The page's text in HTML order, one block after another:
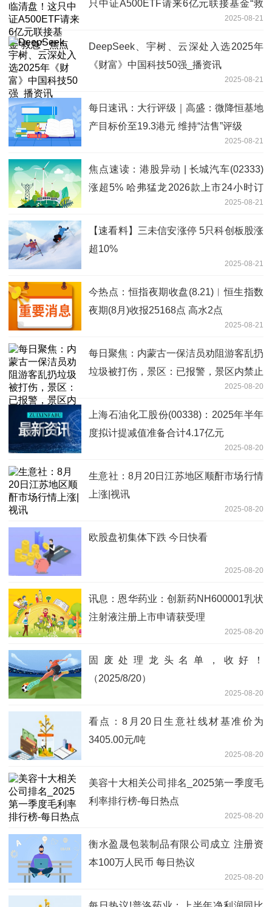
只中证A500ETF请来6亿元联接基金“救
2025-08-21
DeepSeek、宇树、云深处入选2025年
《财富》中国科技50强_播资讯
2025-08-21
每日速讯：大行评级｜高盛：微降恒基地
产目标价至19.3港元 维持“沽售”评级
2025-08-21
焦点速读：港股异动 | 长城汽车(02333)
涨超5% 哈弗猛龙2026款上市24小时订
单超两万台 坦克500预售表现亮眼2025-08-21
【速看料】三未信安涨停 5只科创板股涨
超10%
2025-08-21
今热点：恒指夜期收盘(8.21)︱恒生指数
夜期(8月)收报25168点 高水2点
2025-08-21
每日聚焦：内蒙古一保洁员劝阻游客乱扔
垃圾被打伤，景区：已报警，景区内禁止
2025-08-20
上海石油化工股份(00338)：2025年半年
度拟计提减值准备合计4.17亿元
2025-08-20
生意社：8月20日江苏地区顺酐市场行情
上涨|视讯
2025-08-20
欧股盘初集体下跌 今日快看
2025-08-20
讯息：恩华药业：创新药NH600001乳状
注射液注册上市申请获受理
2025-08-20
固废处理龙头名单，收好！
（2025/8/20）
2025-08-20
看点：8月20日生意社线材基准价为
3405.00元/吨
2025-08-20
美容十大相关公司排名_2025第一季度毛
利率排行榜-每日热点
2025-08-20
衡水盈晟包装制品有限公司成立 注册资
本100万人民币 每日热议
2025-08-20